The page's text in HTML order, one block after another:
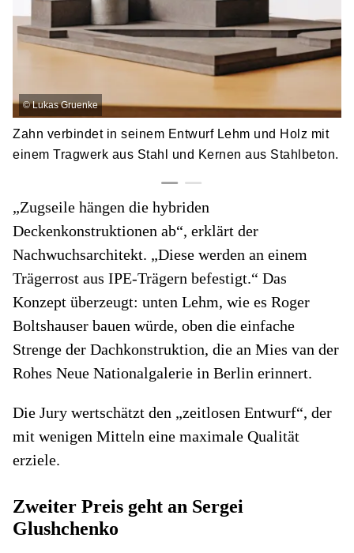
© Lukas Gruenke
Zahn verbindet in seinem Entwurf Lehm und Holz mit
einem Tragwerk aus Stahl und Kernen aus Stahlbeton.
„Zugseile hängen die hybriden
Deckenkonstruktionen ab“, erklärt der
Nachwuchsarchitekt. „Diese werden an einem
Trägerrost aus IPE-Trägern befestigt.“ Das
Konzept überzeugt: unten Lehm, wie es Roger
Boltshauser bauen würde, oben die einfache
Strenge der Dachkonstruktion, die an Mies van der
Rohes Neue Nationalgalerie in Berlin erinnert.
Die Jury wertschätzt den „zeitlosen Entwurf“, der
mit wenigen Mitteln eine maximale Qualität
erziele.
Zweiter Preis geht an Sergei
Glushchenko